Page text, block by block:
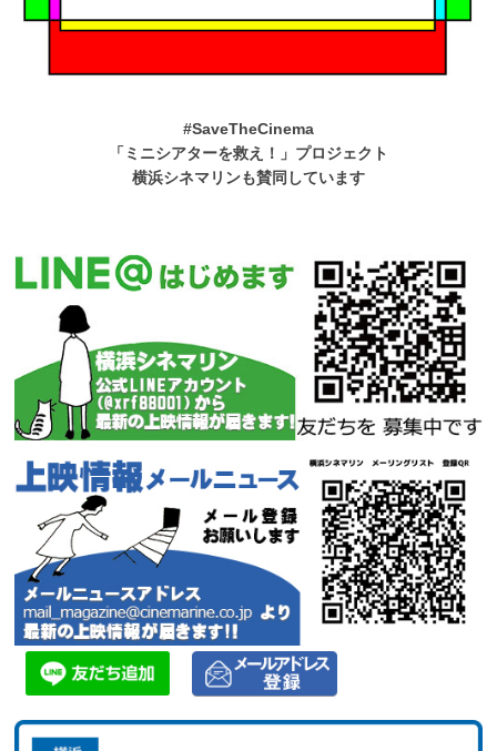
#SaveTheCinema
「ミニシアターを救え！」プロジェクト
横浜シネマリンも賛同しています